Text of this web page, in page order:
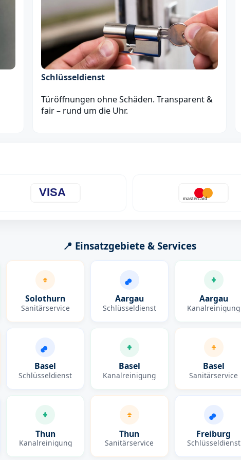
Schlüsseldienst
Türöffnungen ohne Schäden. Transparent &
fair – rund um die Uhr.
VISA mastercard
📍 Einsatzgebiete & Services
Solothurn
Sanitärservice
Aargau
Schlüsseldienst
Aargau
Kanalreinigung
Basel
Schlüsseldienst
Basel
Kanalreinigung
Basel
Sanitärservice
Thun
Kanalreinigung
Thun
Sanitärservice
Freiburg
Schlüsseldienst